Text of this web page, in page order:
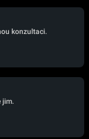
konzultaci.
jim.